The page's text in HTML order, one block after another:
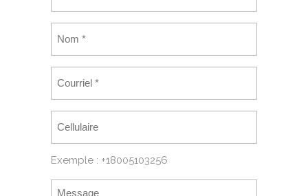
Exemple : +18005103256